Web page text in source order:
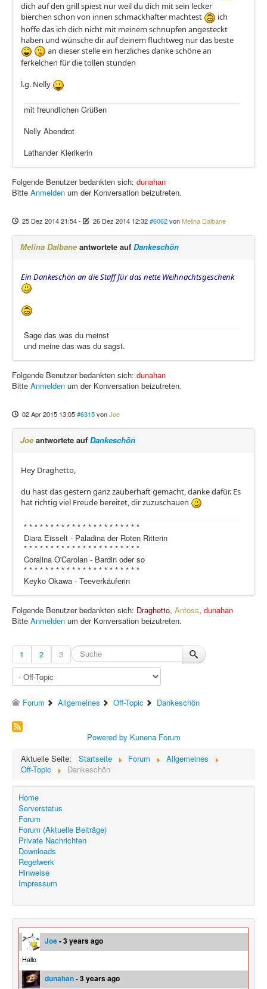
dich auf den grill spiest nur weil du dich mit sein lecker
bierchen schon von innen schmackhafter machtest
ich
hoffe das ich dich nicht mit meinem schnupfen angesteckt
haben und wünsche dir auf deinem fluchtweg nur das beste
an dieser stelle ein herzliches danke schöne an
ferkelchen für die tollen stunden
l.g. Nelly
mit freundlichen Grüßen
Nelly Abendrot
Lathander Klerikerin
Folgende Benutzer bedankten sich: dunahan
Bitte Anmelden um der Konversation beizutreten.
25 Dez 2014 21:54- 26 Dez 2014 12:32#6062vonMelina Dalbane
Melina Dalbane antwortete auf Dankeschön
Ein Dankeschön an die Staff für das nette Weihnachtsgeschenk
Sage das was du meinst
und meine das was du sagst.
Folgende Benutzer bedankten sich: dunahan
Bitte Anmelden um der Konversation beizutreten.
02 Apr 2015 13:05#6315vonJoe
Joe antwortete auf Dankeschön
Hey Draghetto,
du hast das gestern ganz zauberhaft gemacht, danke dafür. Es
hat richtig viel Freude bereitet, dir zuzuschauen
* * * * * * * * * * * * * * * * * * * * * *
Diara Eisselt - Paladina der Roten Ritterin
* * * * * * * * * * * * * * * * * * * * * *
Coralina O'Carolan - Bardin oder so
* * * * * * * * * * * * * * * * * * * * * *
Keyko Okawa - Teeverkäuferin
Folgende Benutzer bedankten sich: Draghetto, Antoss, dunahan
Bitte Anmelden um der Konversation beizutreten.
1 2 3
Forum Allgemeines Off-Topic Dankeschön
Powered by Kunena Forum
Aktuelle Seite:
Startseite Forum
Allgemeines
Off-Topic
Dankeschön
Home
Serverstatus
Forum
Forum (Aktuelle Beiträge)
Private Nachrichten
Downloads
Regelwerk
Hinweise
Impressum
Joe- 3 years ago
Hallo
dunahan- 3 years ago